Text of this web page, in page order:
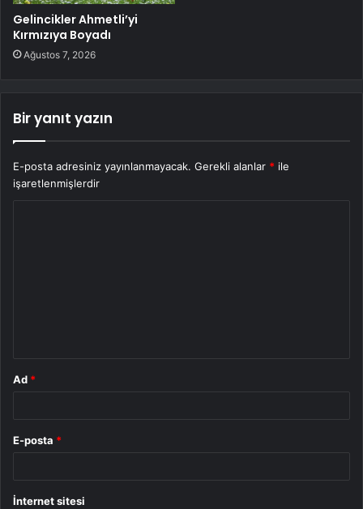
Gelincikler Ahmetli’yi
Kırmızıya Boyadı
Ağustos 7, 2026
Bir yanıt yazın
E-posta adresiniz yayınlanmayacak. Gerekli alanlar * ile
işaretlenmişlerdir
Ad *
E-posta *
İnternet sitesi